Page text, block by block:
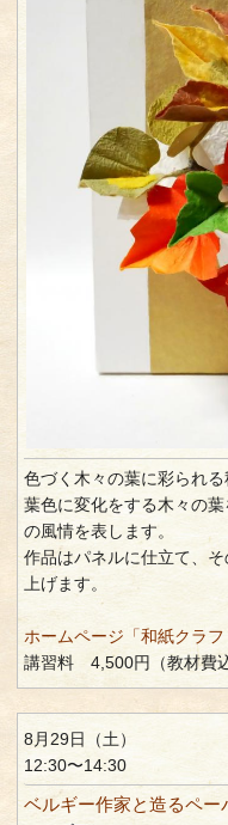
色づく木々の葉に彩られ
葉色に変化をする木々の
の風情を表します。
作品はパネルに仕立て、
上げます。
ホームページ「和紙クラフ
講習料 4,500円（教材費込
8月29日（土）
12:30〜14:30
ベルギー作家と造るペ